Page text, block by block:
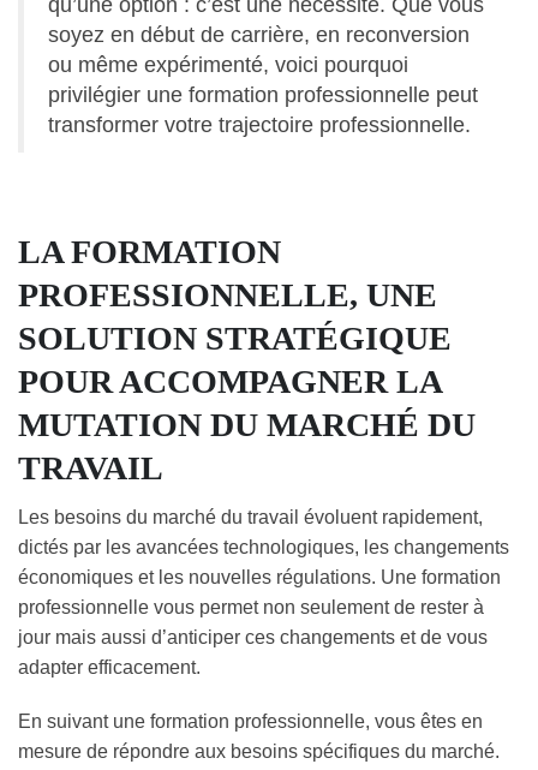
qu’une option : c’est une nécessité. Que vous
soyez en début de carrière, en reconversion
ou même expérimenté, voici pourquoi
privilégier une formation professionnelle peut
transformer votre trajectoire professionnelle.
LA FORMATION
PROFESSIONNELLE, UNE
SOLUTION STRATÉGIQUE
POUR ACCOMPAGNER LA
MUTATION DU MARCHÉ DU
TRAVAIL
Les besoins du marché du travail évoluent rapidement,
dictés par les avancées technologiques, les changements
économiques et les nouvelles régulations. Une formation
professionnelle vous permet non seulement de rester à
jour mais aussi d’anticiper ces changements et de vous
adapter efficacement.
En suivant une formation professionnelle, vous êtes en
mesure de répondre aux besoins spécifiques du marché.